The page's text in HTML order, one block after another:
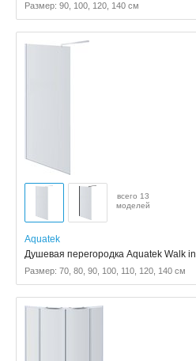
Размер: 90, 100, 120, 140 см
всего 13
моделей
Aquatek
Душевая перегородка Aquatek Walk in
Размер: 70, 80, 90, 100, 110, 120, 140 см